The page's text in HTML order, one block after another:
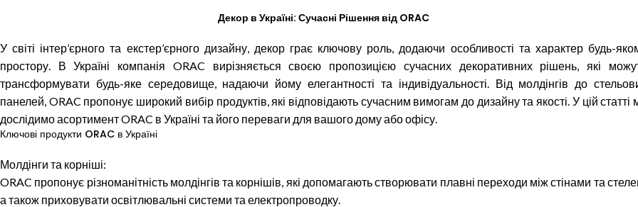
Декор в Україні: Сучасні Рішення від ORAC
У світі інтер’єрного та екстер’єрного дизайну, декор грає ключову роль, додаючи особливості та характер будь-
простору. В Україні компанія ORAC вирізняється своєю пропозицією сучасних декоративних рішень, які
трансформувати будь-яке середовище, надаючи йому елегантності та індивідуальності. Від молдінгів до
панелей, ORAC пропонує широкий вибір продуктів, які відповідають сучасним вимогам до дизайну та якості. У цій статті
дослідимо асортимент ORAC в Україні та його переваги для вашого дому або офісу.
Ключові продукти ORAC в Україні
Молдінги та корніші:
ORAC пропонує різноманітність молдінгів та корнішів, які допомагають створювати плавні переходи між стінами та
а також приховувати освітлювальні системи та електропроводку.